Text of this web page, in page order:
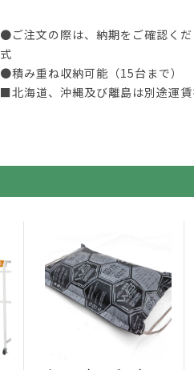
●ご注文の際は、納期をご確認く
式
●積み重ね収納可能（15台まで）
■北海道、沖縄及び離島は別途運賃